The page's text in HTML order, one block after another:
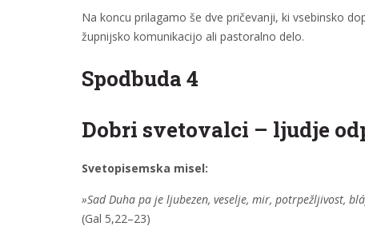
Na koncu prilagamo še dve pričevanji, ki vsebinsko
župnijsko komunikacijo ali pastoralno delo.
Spodbuda 4
Dobri svetovalci – ljudje
Svetopisemska misel:
»Sad Duha pa je ljubezen, veselje, mir, potrpežljivost,
(Gal 5,22–23)